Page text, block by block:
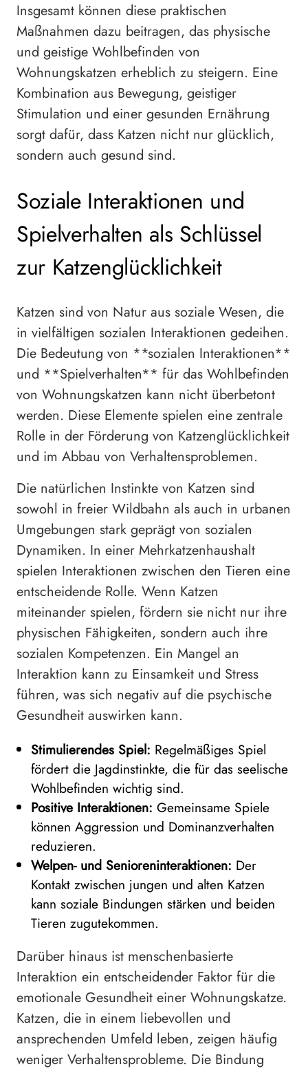
Insgesamt können diese praktischen
Maßnahmen dazu beitragen, das physische
und geistige Wohlbefinden von
Wohnungskatzen erheblich zu steigern. Eine
Kombination aus Bewegung, geistiger
Stimulation und einer gesunden Ernährung
sorgt dafür, dass Katzen nicht nur glücklich,
sondern auch gesund sind.
Soziale Interaktionen und
Spielverhalten als Schlüssel
zur Katzenglücklichkeit
Katzen sind von Natur aus soziale Wesen, die
in vielfältigen sozialen Interaktionen gedeihen.
Die Bedeutung von **sozialen Interaktionen**
und **Spielverhalten** für das Wohlbefinden
von Wohnungskatzen kann nicht überbetont
werden. Diese Elemente spielen eine zentrale
Rolle in der Förderung von Katzenglücklichkeit
und im Abbau von Verhaltensproblemen.
Die natürlichen Instinkte von Katzen sind
sowohl in freier Wildbahn als auch in urbanen
Umgebungen stark geprägt von sozialen
Dynamiken. In einer Mehrkatzenhaushalt
spielen Interaktionen zwischen den Tieren eine
entscheidende Rolle. Wenn Katzen
miteinander spielen, fördern sie nicht nur ihre
physischen Fähigkeiten, sondern auch ihre
sozialen Kompetenzen. Ein Mangel an
Interaktion kann zu Einsamkeit und Stress
führen, was sich negativ auf die psychische
Gesundheit auswirken kann.
Stimulierendes Spiel: Regelmäßiges Spiel
fördert die Jagdinstinkte, die für das seelische
Wohlbefinden wichtig sind.
Positive Interaktionen: Gemeinsame Spiele
können Aggression und Dominanzverhalten
reduzieren.
Welpen- und Senioreninteraktionen: Der
Kontakt zwischen jungen und alten Katzen
kann soziale Bindungen stärken und beiden
Tieren zugutekommen.
Darüber hinaus ist menschenbasierte
Interaktion ein entscheidender Faktor für die
emotionale Gesundheit einer Wohnungskatze.
Katzen, die in einem liebevollen und
ansprechenden Umfeld leben, zeigen häufig
weniger Verhaltensprobleme. Die Bindung